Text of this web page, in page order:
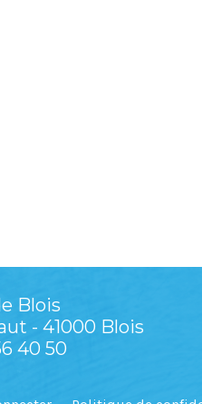
Blois
- 41000 Blois
40 50